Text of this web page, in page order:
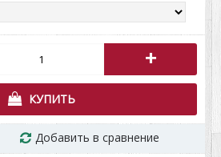
+
КУПИТЬ
Добавить в сравнение